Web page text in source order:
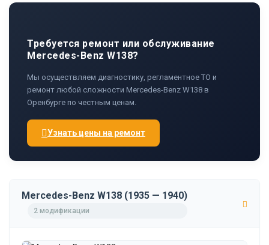
Требуется ремонт или обслуживание
Mercedes-Benz W138?
Мы осуществляем диагностику, регламентное ТО и
ремонт любой сложности Mercedes-Benz W138 в
Оренбурге по честным ценам.
Узнать цены на ремонт
Mercedes-Benz W138 (1935 — 1940)
2 модификации